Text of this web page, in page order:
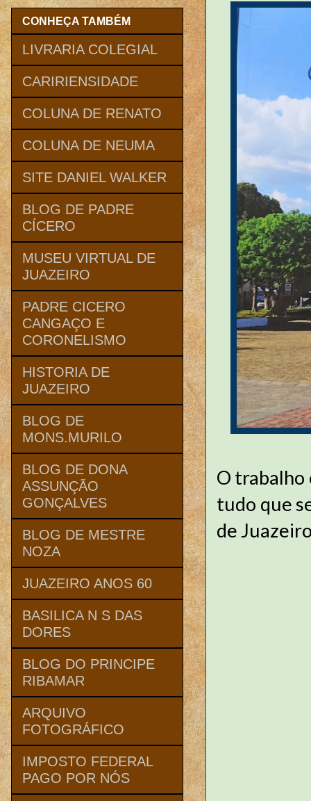
O trabalho
tudo que
de
CONHEÇA TAMBÉM
LIVRARIA COLEGIAL
CARIRIENSIDADE
COLUNA DE RENATO
COLUNA DE NEUMA
SITE DANIEL WALKER
BLOG DE PADRE
CÍCERO
MUSEU VIRTUAL DE
JUAZEIRO
PADRE CICERO
CANGAÇO E
CORONELISMO
HISTORIA DE
JUAZEIRO
BLOG DE
MONS.MURILO
BLOG DE DONA
ASSUNÇÃO
GONÇALVES
BLOG DE MESTRE
NOZA
JUAZEIRO ANOS 60
BASILICA N S DAS
DORES
BLOG DO PRINCIPE
RIBAMAR
ARQUIVO
FOTOGRÁFICO
IMPOSTO FEDERAL
PAGO POR NÓS